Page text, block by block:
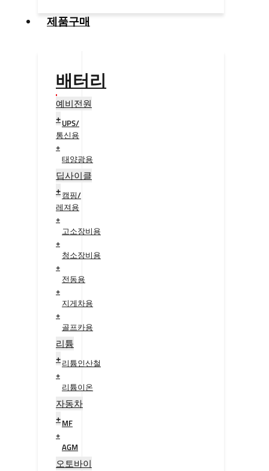
제품구매
배터리
예비전원
+UPS/
통신용
+
태양광용
+
딥사이클
+캠핑/
레져용
+
고소장비용
+
청소장비용
+
전동용
+
지게차용
+
골프카용
+
리튬
+리튬인산철
+
리튬이온
+
자동차
+MF
+
AGM
+
오토바이